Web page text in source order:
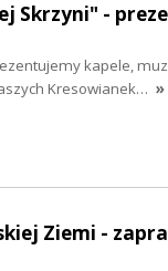
Skrzyni" -
kapele,
Kresowianek… »
Ziemi -